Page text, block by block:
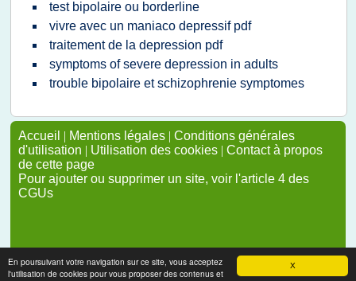
X
En poursuivant votre navigation sur ce site, vous acceptez
l'utilisation de cookies pour vous proposer des contenus et
test bipolaire ou borderline
vivre avec un maniaco depressif pdf
traitement de la depression pdf
symptoms of severe depression in adults
trouble bipolaire et schizophrenie symptomes
Accueil | Mentions légales | Conditions générales
d'utilisation | Utilisation des cookies | Contact à propos
de cette page
Pour ajouter ou supprimer un site, voir l'article 4 des
CGUs